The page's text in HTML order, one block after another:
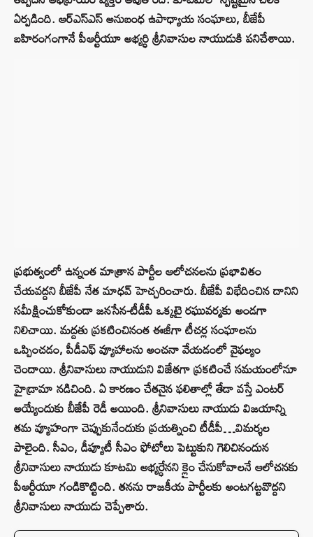
ఏర్పడింది. ఆర్ఎస్ఎస్ అనుబంధ ఉపాధ్యాయ సంఘాలు, బీజేపీ
బహిరంగంగానే పీఆర్టీయూ అభ్యర్ధి శ్రీనివాసుల నాయుడుకి పనిచేశాయి.
ప్రభుత్వంలో ఉన్నంత మాత్రాన పార్టీల ఆలోచనలను ప్రభావితం
చేయవద్దని బీజేపీ నేత మాధవ్ హెచ్చరించారు. బీజేపీ విభేదించిన దానిని
సమీక్షించుకోకుండా జనసేన-టీడీపీ ఒక్కటై రఘువర్మకు అండగా
నిలిచాయి. మద్దతు ప్రకటించినంత ఈజీగా టీచర్ల సంఘాలను
ఒప్పించడం, పీడీఎఫ్ వ్యూహాలను అంచనా వేయడంలో వైఫల్యం
చెందాయి. శ్రీనివాసులు నాయుడుని విజేతగా ప్రకటించే సమయంలోనూ
హైడ్రామా నడిచింది. ఏ కారణం చేతనైన ఫలితాల్లో తేడా వస్తే ఎంటర్
అయ్యేందుకు బీజేపీ రెడీ అయింది. శ్రీనివాసులు నాయుడు విజయాన్ని
తమ వ్యూహంగా చెప్పుకునేందుకు ప్రయత్నించి టీడీపీ…విమర్శల
పాలైంది. సీఎం, డీప్యూటీ సీఎం ఫోటోలు పెట్టుకుని గెలిచినందున
శ్రీనివాసులు నాయుడు కూటమి అభ్యర్ధేనని క్లైం చేసుకోవాలనే ఆలోచనకు
పీఆర్టీయూ గండికొట్టింది. తనను రాజకీయ పార్టీలకు అంటగట్టవొద్దని
శ్రీనివాసులు నాయుడు చెప్పేశారు.